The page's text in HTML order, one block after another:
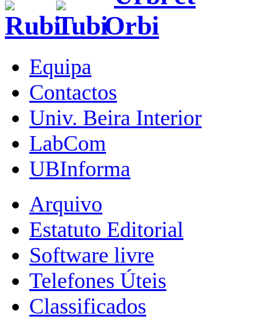
Equipa
Contactos
Univ. Beira Interior
LabCom
UBInforma
Arquivo
Estatuto Editorial
Software livre
Telefones Úteis
Classificados